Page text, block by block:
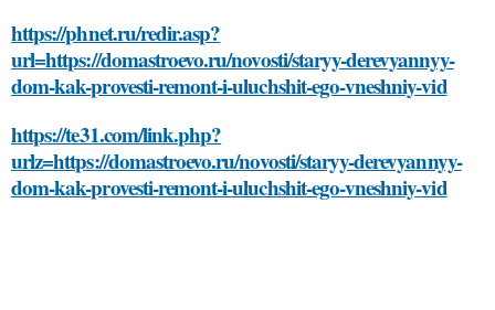
https://phnet.ru/redir.asp?
url=https://domastroevo.ru/novosti/staryy-derevyannyy-
dom-kak-provesti-remont-i-uluchshit-ego-vneshniy-vid
https://te31.com/link.php?
urlz=https://domastroevo.ru/novosti/staryy-derevyannyy-
dom-kak-provesti-remont-i-uluchshit-ego-vneshniy-vid